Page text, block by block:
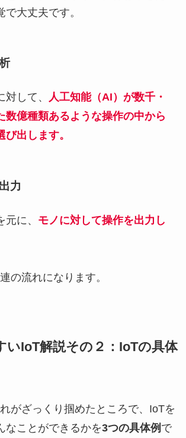
大丈夫です。
して、
人工知能（AI）が数千・
数億種類あるような操作の中から
出します。
力
に、 モノに対して操作を出力し
の流れになります。
いIoT解説その２：IoTの具体
がざっくり掴めたところで、IoTを
なことができるかを3つの具体例 で